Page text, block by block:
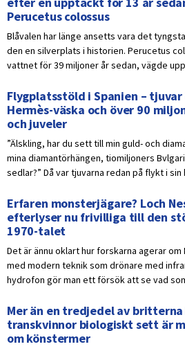
Perucetus colossus
Blåvalen har länge ansetts vara det
den en silverplats i historien. Perucetus
vattnet för 39 miljoner år sedan, vägde
Flygplatsstöld i Spanien –
Hermès-väska och över 90
och juveler
”Älskling, har du sett till min guld- och
mina diamantörhängen, tiomiljoners
sedlar?” Då var tjuvarna redan på flykt i sin
Erfaren monsterjägare? Loch
efterlyser nu frivilliga till den
1970-talet
Det är ännu oklart hur forskarna agerar
med modern teknik som drönare med
hydrofon gör man ett försök att se vad
Mer än en tredjedel av
transkvinnor biologiskt sett är
om könstermer